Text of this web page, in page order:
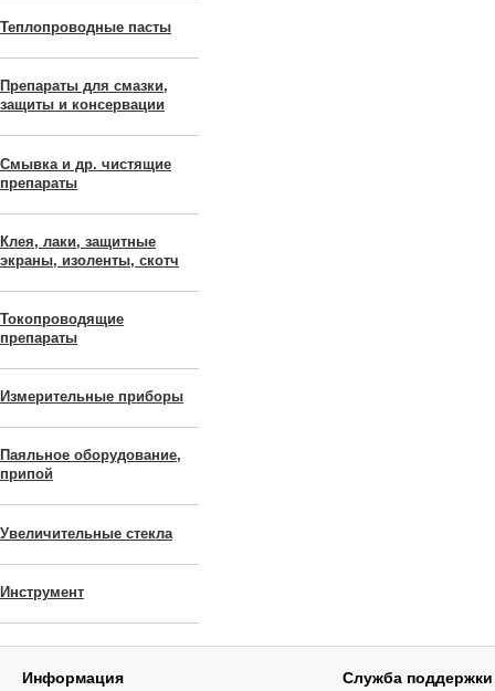
Теплопроводные пасты
Препараты для смазки,
защиты и консервации
Смывка и др. чистящие
препараты
Клея, лаки, защитные
экраны, изоленты, скотч
Токопроводящие
препараты
Измерительные приборы
Паяльное оборудование,
припой
Увеличительные стекла
Инструмент
Информация Служба поддержки